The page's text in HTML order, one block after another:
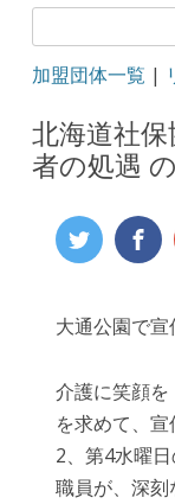
検
加盟団体一覧 |
北海道社
者の処遇
大通公園で
介護に笑顔
を求めて、
2、第4水曜
職員が、深